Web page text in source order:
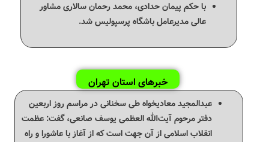
با حکم پیمان حدادی، محمد رحمان سالاری مشاور
عالی مدیرعامل باشگاه پرسپولیس شد.
خبرهای استان تهران
عبدالمجید معادیخواه طی سخنانی در مراسم روز اربعین
دفتر مرحوم آیت‌الله العظمی یوسف صانعی، گفت: عظمت
انقلاب اسلامی از آن جهت است که از آغاز با عاشورا و راه